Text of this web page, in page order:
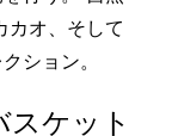
カオ、そして
ション。
スケット